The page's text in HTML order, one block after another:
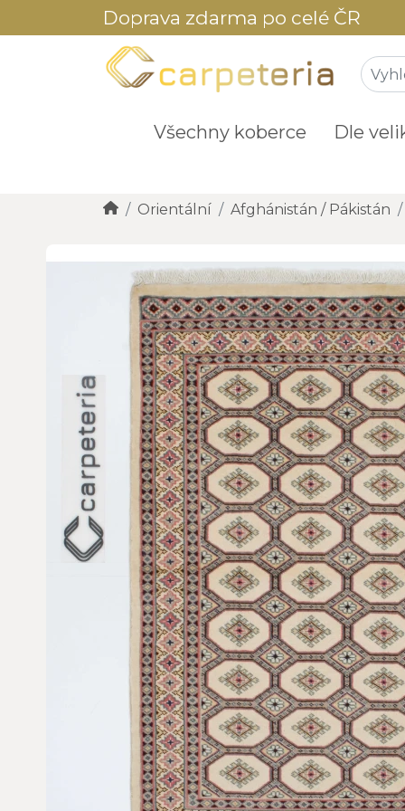
Doprava zdarma po celé ČR
Všechny koberce Dle
Orientální Afghánistán / Pákistán